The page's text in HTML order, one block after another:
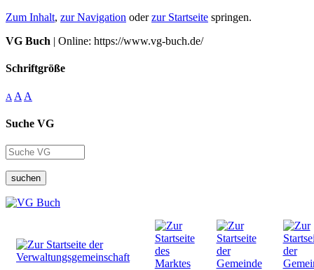
Zum Inhalt, zur Navigation oderzur Startseite springen.
VG Buch | Online: https://www.vg-buch.de/
Schriftgröße
A A A
Suche VG
suchen